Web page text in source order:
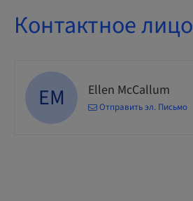
Контактное лицо
EM Ellen McCallum
Отправить эл. Письмо